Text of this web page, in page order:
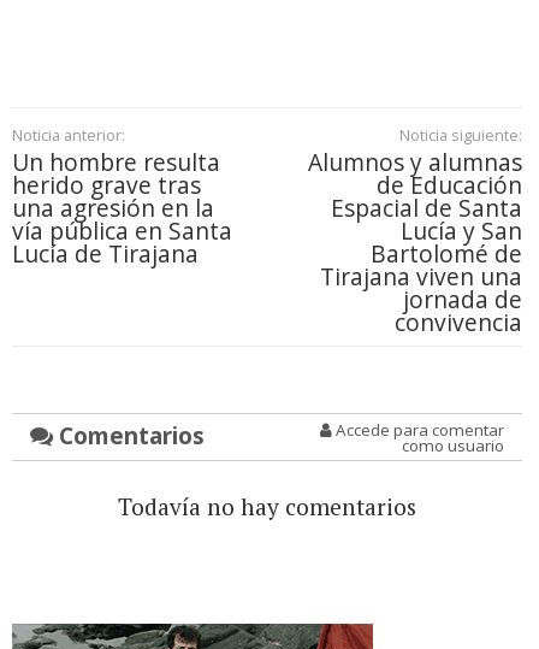
Noticia anterior:
Un hombre resulta
herido grave tras
una agresión en la
vía pública en Santa
Lucía de Tirajana
Noticia siguiente:
Alumnos y alumnas
de Educación
Espacial de Santa
Lucía y San
Bartolomé de
Tirajana viven una
jornada de
convivencia
Comentarios Accede para comentar
como usuario
Todavía no hay comentarios